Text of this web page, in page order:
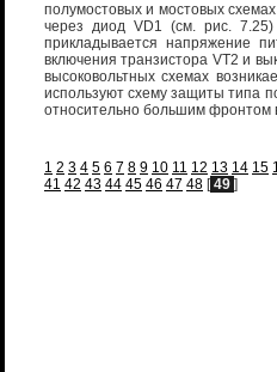
полумостовых и мостовых
через диод VD1 (см. рис.
прикладывается напряжение
включения транзистора VT2 и
высоковольтных схемах
используют схему защиты типа
относительно большим фронтом
1 2 3 4 5 6 7 8 9 10 11 12 13 14 15
41 42 43 44 45 46 47 48 [ 49 ]